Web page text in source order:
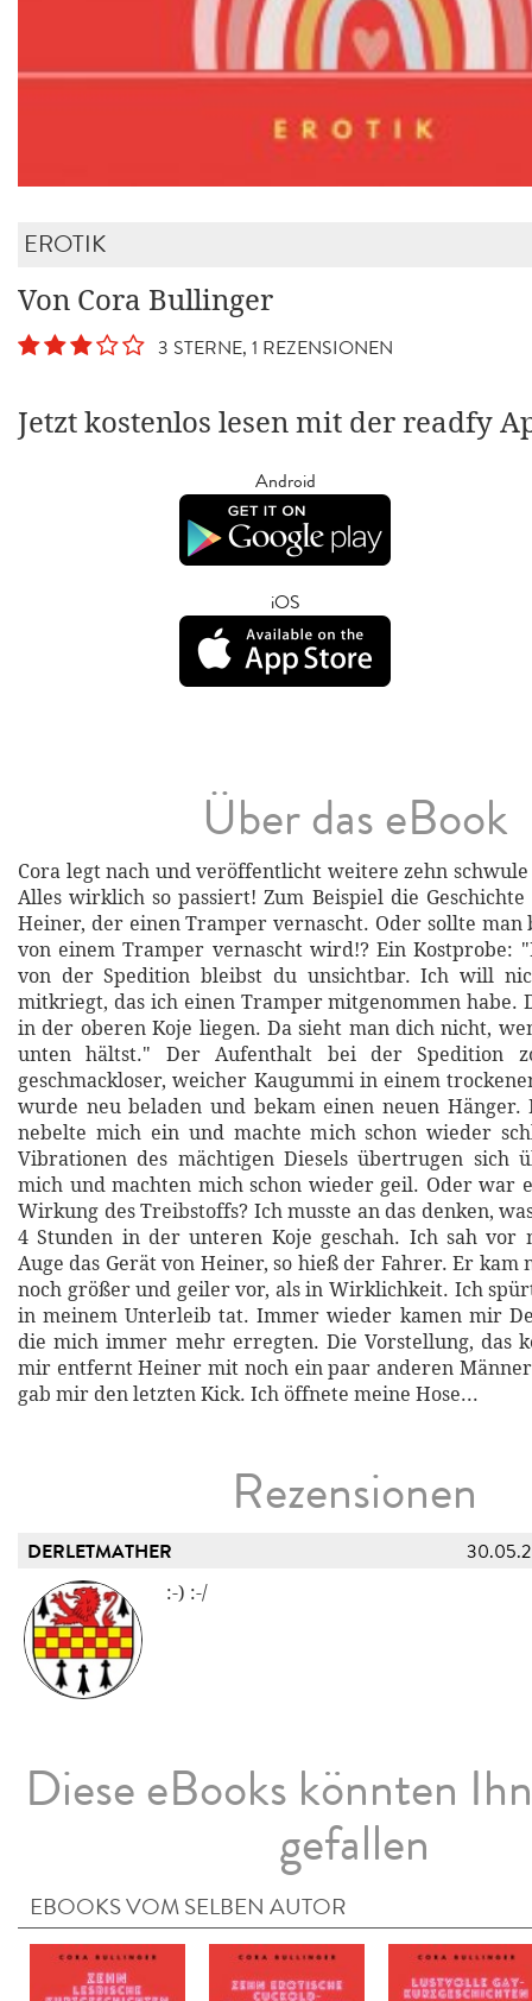
EROTIK
Von Cora Bullinger
3 STERNE, 1 REZENSIONEN
Jetzt kostenlos lesen mit der readfy
Android
iOS
Über das eBook
Cora legt nach und veröffentlicht weitere zehn
Alles wirklich so passiert! Zum Beispiel die
Heiner, der einen Tramper vernascht. Oder sollte man
von einem Tramper vernascht wird!? Ein Kostprobe:
von der Spedition bleibst du unsichtbar. Ich will
mitkriegt, das ich einen Tramper mitgenommen habe.
in der oberen Koje liegen. Da sieht man dich nicht,
unten hältst." Der Aufenthalt bei der Spedition
geschmackloser, weicher Kaugummi in einem
wurde neu beladen und bekam einen neuen Hänger.
nebelte mich ein und machte mich schon wieder
Vibrationen des mächtigen Diesels übertrugen sich
mich und machten mich schon wieder geil. Oder war
Wirkung des Treibstoffs? Ich musste an das denken,
4 Stunden in der unteren Koje geschah. Ich sah vor
Auge das Gerät von Heiner, so hieß der Fahrer. Er
noch größer und geiler vor, als in Wirklichkeit. Ich
in meinem Unterleib tat. Immer wieder kamen mir
die mich immer mehr erregten. Die Vorstellung, das
mir entfernt Heiner mit noch ein paar anderen
gab mir den letzten Kick. Ich öffnete meine Hose...
Rezensionen
DERLETMATHER
:-) :-/
Diese eBooks könnten
gefallen
EBOOKS VOM SELBEN AUTOR